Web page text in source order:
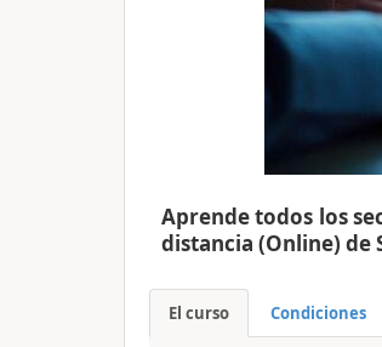
Aprende todos los
distancia (Online) de
El curso Condiciones